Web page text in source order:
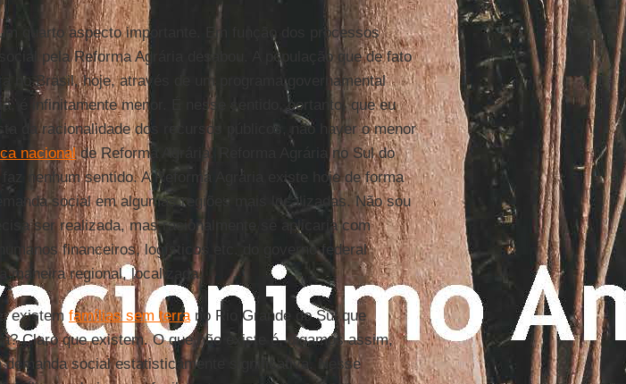
quarto aspecto importante. Em função dos processos
pela Reforma Agrária desabou. A população que de fato
no Brasil, hoje, através de um programa governamental
é infinitamente menor. É nesse sentido, portanto, que eu
da racionalidade dos recursos públicos, não haver o menor
nacionalde Reforma Agrária. Reforma Agrária no Sul do
nenhum sentido. A Reforma Agrária existe hoje de forma
social em algumas regiões mais localizadas. Não sou
ser realizada, mas racionalmente se aplicaria com
financeiros, logísticos etc. do governo federal
maneira regional, localizada.
existem famílias sem terrano Rio Grande do Sul que
Claro que existem. O que não existe é, digamos assim,
demanda social estatisticamente significativa. Nesse